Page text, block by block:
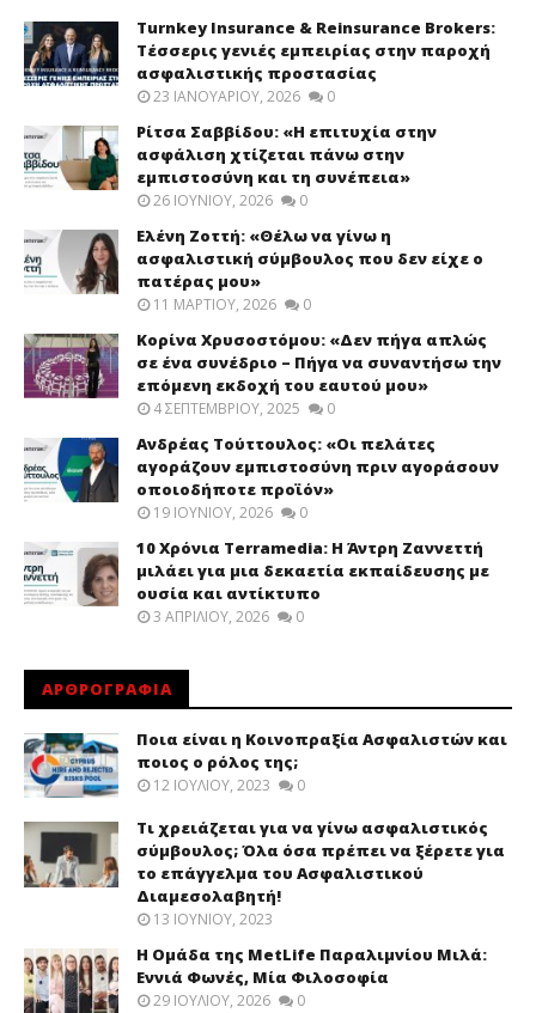
Turnkey Insurance & Reinsurance Brokers:
Τέσσερις γενιές εμπειρίας στην παροχή
ασφαλιστικής προστασίας
23 ΙΑΝΟΥΑΡΊΟΥ, 2026 0
Ρίτσα Σαββίδου: «Η επιτυχία στην
ασφάλιση χτίζεται πάνω στην
εμπιστοσύνη και τη συνέπεια»
26 ΙΟΥΝΊΟΥ, 2026 0
Ελένη Ζοττή: «Θέλω να γίνω η
ασφαλιστική σύμβουλος που δεν είχε ο
πατέρας μου»
11 ΜΑΡΤΊΟΥ, 2026 0
Κορίνα Χρυσοστόμου: «Δεν πήγα απλώς
σε ένα συνέδριο – Πήγα να συναντήσω την
επόμενη εκδοχή του εαυτού μου»
4 ΣΕΠΤΕΜΒΡΊΟΥ, 2025 0
Ανδρέας Τούττουλος: «Οι πελάτες
αγοράζουν εμπιστοσύνη πριν αγοράσουν
οποιοδήποτε προϊόν»
19 ΙΟΥΝΊΟΥ, 2026 0
10 Χρόνια Terramedia: Η Άντρη Ζαννεττή
μιλάει για μια δεκαετία εκπαίδευσης με
ουσία και αντίκτυπο
3 ΑΠΡΙΛΊΟΥ, 2026 0
ΑΡΘΡΟΓΡΑΦΙΑ
Ποια είναι η Κοινοπραξία Ασφαλιστών και
ποιος ο ρόλος της;
12 ΙΟΥΛΊΟΥ, 2023 0
Τι χρειάζεται για να γίνω ασφαλιστικός
σύμβουλος; Όλα όσα πρέπει να ξέρετε για
το επάγγελμα του Ασφαλιστικού
Διαμεσολαβητή!
13 ΙΟΥΝΊΟΥ, 2023
Η Ομάδα της MetLife Παραλιμνίου Μιλά:
Εννιά Φωνές, Μία Φιλοσοφία
29 ΙΟΥΛΊΟΥ, 2026 0